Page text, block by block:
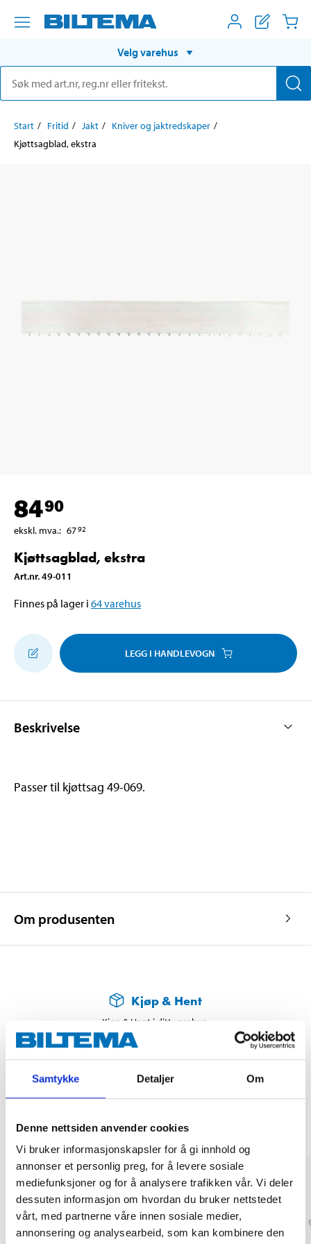
Samtykke Detaljer Om
Denne nettsiden anvender cookies
Vi bruker informasjonskapsler for å gi innhold og
annonser et personlig preg, for å levere sosiale
mediefunksjoner og for å analysere trafikken vår. Vi deler
dessuten informasjon om hvordan du bruker nettstedet
vårt, med partnerne våre innen sosiale medier,
annonsering og analysearbeid, som kan kombinere den
Velg varehus
Start Fritid Jakt
Kniver og jaktredskaper
Kjøttsagblad, ekstra
8490
ekskl. mva.: 6792
Kjøttsagblad, ekstra
Art.nr.49-011
Finnes på lager i 64varehus
LEGG I HANDLEVOGN
Beskrivelse
Passer til kjøttsag 49-069.
Om produsenten
Kjøp & Hent
Kjøp & Hent i ditt varehus.
LES MER
Andre kunder har også kjøpt